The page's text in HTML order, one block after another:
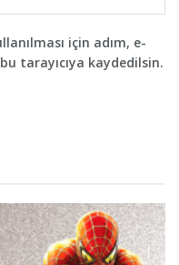
için adım, e-
tarayıcıya kaydedilsin.